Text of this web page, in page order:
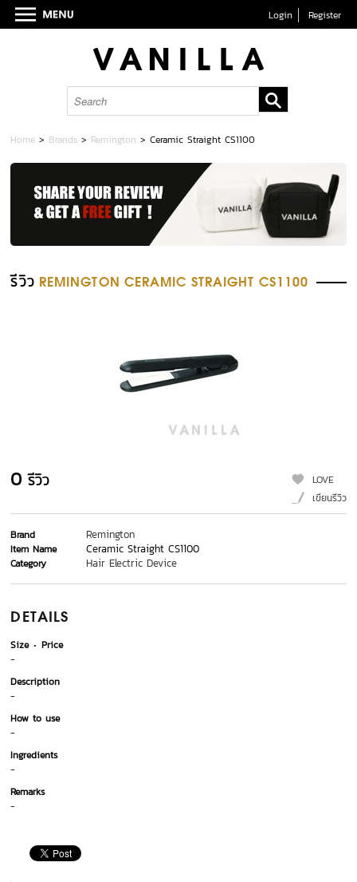
Login Register
Home > Brands > Remington >Ceramic Straight CS1100
รีวิว REMINGTON CERAMIC STRAIGHT CS1100
0 รีวิว
LOVE
เขียนรีวิว
Brand Remington
Item Name Ceramic Straight CS1100
Category Hair Electric Device
DETAILS
Size
Price
-
Description
-
How to use
-
Ingredients
-
Remarks
-